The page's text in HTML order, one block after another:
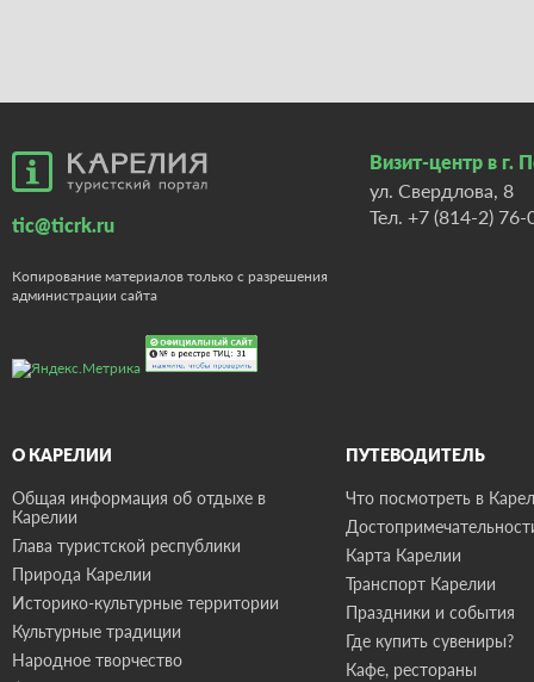
tic@ticrk.ru
Копирование материалов только с разрешения
администрации сайта
Визит-центр в г.
ул. Свердлова, 8
Тел. +7 (814-2) 76-
О КАРЕЛИИ
Общая информация об отдыхе в
Карелии
Глава туристской республики
Природа Карелии
Историко-культурные территории
Культурные традиции
Народное творчество
ПУТЕВОДИТЕЛЬ
Что посмотреть в
Карта Карелии
Транспорт Карелии
Праздники и события
Где купить сувениры?
Кафе, рестораны